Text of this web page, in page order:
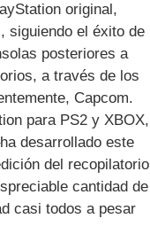
original,
siguiendo el éxito de
posteriores a
a través de los
Capcom.
para PS2 y XBOX,
desarrollado este
del recopilatorio
cantidad de
casi todos a pesar